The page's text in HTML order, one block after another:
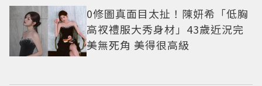
0修圖真面目太扯！陳妍希「低胸
高衩禮服大秀身材」43歲近況完
美無死角 美得很高級